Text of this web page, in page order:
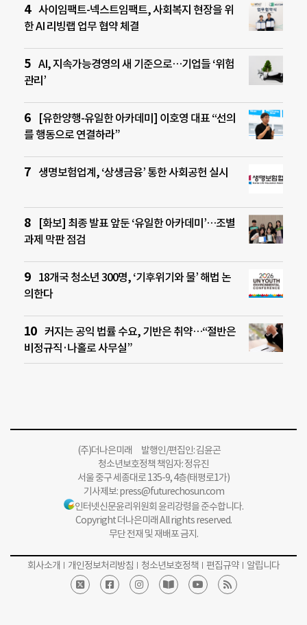
사이임팩트-넥스트임팩트, 사회복지 현장을 위
한 AI 리빙랩 업무 협약 체결
AI, 지속가능경영의 새 기준으로…기업들 ‘위험
관리’
[유한양행-유일한 아카데미] 이호영 대표 “선의
를 행동으로 연결하라”
생명보험업계, ‘상생금융’ 통한 사회공헌 실시
[화보] 최종 발표 앞둔 ‘유일한 아카데미’…조별
과제 막판 점검
18개국 청소년 300명, ‘기후위기와 물’ 해법 논
의한다
커지는 공익 법률 수요, 기반은 취약…“절반은
비정규직·나홀로 사무실”
(주)더나은미래 발행인/편집인: 김윤곤
청소년보호정책 책임자: 정유진
서울 중구 세종대로 135-9, 4층(태평로1가)
기사제보:press@futurechosun.com
인터넷신문윤리위원회 윤리강령을 준수합니다.
Copyright 더나은미래 All rights reserved.
무단 전재 및 재배포 금지.
회사소개 개인정보처리방침 청소년보호정책 편집규약 알립니다